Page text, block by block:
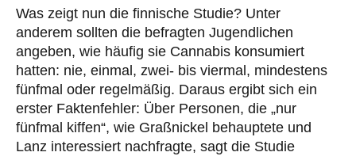
Was zeigt nun die finnische Studie? Unter
anderem sollten die befragten Jugendlichen
angeben, wie häufig sie Cannabis konsumiert
hatten: nie, einmal, zwei- bis viermal, mindestens
fünfmal oder regelmäßig. Daraus ergibt sich ein
erster Faktenfehler: Über Personen, die „nur
fünfmal kiffen“, wie Graßnickel behauptete und
Lanz interessiert nachfragte, sagt die Studie